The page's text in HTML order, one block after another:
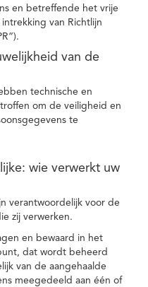
en betreffende het vrije
van Richtlijn
van de
technische en
om de veiligheid en
te
wie verwerkt uw
verantwoordelijk voor de
zij verwerken.
en bewaard in het
dat wordt beheerd
van de aangehaalde
meegedeeld aan één of